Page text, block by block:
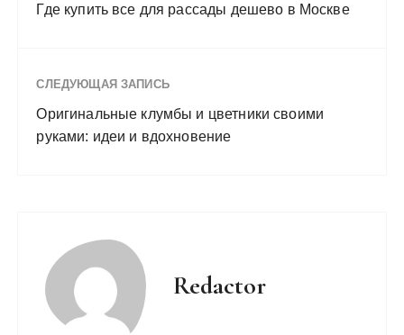
Где купить все для рассады дешево в Москве
СЛЕДУЮЩАЯ ЗАПИСЬ
Оригинальные клумбы и цветники своими
руками: идеи и вдохновение
Redactor